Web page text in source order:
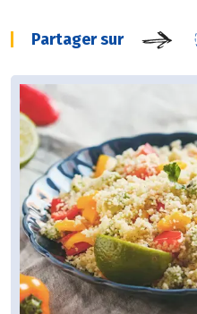
Partager sur